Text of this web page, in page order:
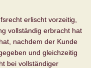
erlischt vorzeitig,
vollständig erbracht hat
nachdem der Kunde
und gleichzeitig
bei vollständiger